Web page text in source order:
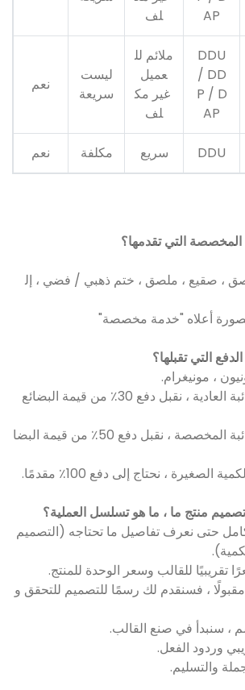
AP
لف
DDU
/ DD
P / D
AP
ملائم لل
عميل
غير مك
لف
ليست
سريعة
نعم
DDU سريع مكلفة نعم
، صقيع ، ملصق ، ختم ذهبي / فضي ، إل
أعلاه "خدمة مخصصة"
، مونيغرام.
بالنسبة للبضائع السائبة العادية ، نقبل دفع 30٪ من قيمة البضائع
بالنسبة للبضائع السائبة المخصصة ، نقبل دفع 50٪ من قيمة البضا
الصغيرة ، نحتاج إلى دفع 100٪ مقدمًا.
حتى نعرف تفاصيل ما تحتاجه (التصميم
تقريبيًا للقالب وسعر الوحدة للمنتج.
مقبولًا ، فسنقدم لك رسمًا للتصميم للتحقق و
، سنبدأ في صنع القالب.
وردود الفعل.
والتسليم.